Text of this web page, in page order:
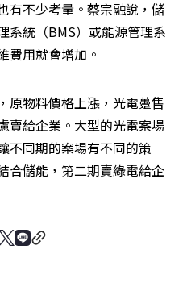
有不少考量。蔡宗融說，儲
系統（BMS）或能源管理系
費用就會增加。
原物料價格上漲，光電躉售
賣給企業。大型的光電案場
不同期的案場有不同的策
合儲能，第二期賣綠電給企